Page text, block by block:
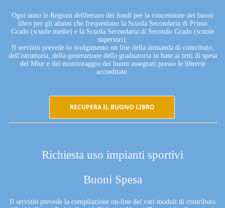
Ogni anno le Regioni deliberano dei fondi per la concessione dei buoni
libro per gli alunni che frequentano la Scuola Secondaria di Primo
Grado (scuole medie) e la Scuola Secondaria di Secondo Grado (scuole
superiori).
Il servizio prevede lo svolgimento on line della domanda di contributo,
dell'istruttoria, della generazione della graduatoria in base ai tetti di spesa
del Miur e del monitoraggio dei buoni assegnati presso le librerie
accreditate.
RECUPERA IL BUONO LIBRO
Richiesta uso impianti sportivi
Buoni Spesa
Il servizio prevede la compilazione on-line dei vari moduli di contributo